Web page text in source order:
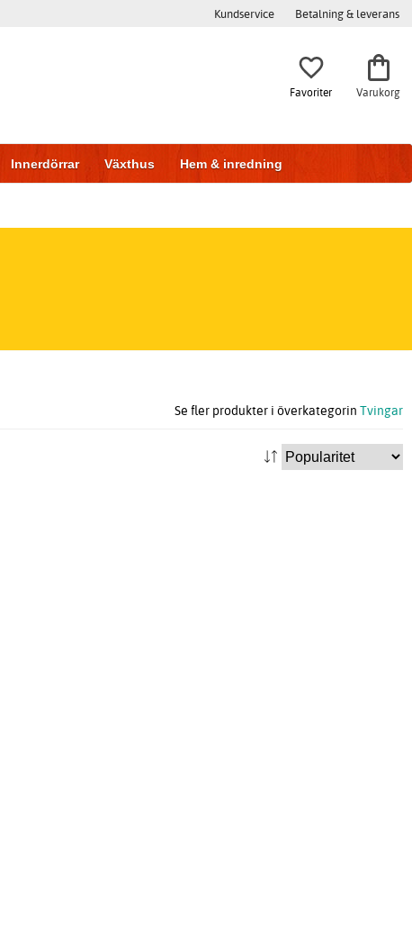
Kundservice Betalning & leverans
Favoriter Varukorg
Innerdörrar Växthus Hem & inredning
Se fler produkter i överkategorin Tvingar